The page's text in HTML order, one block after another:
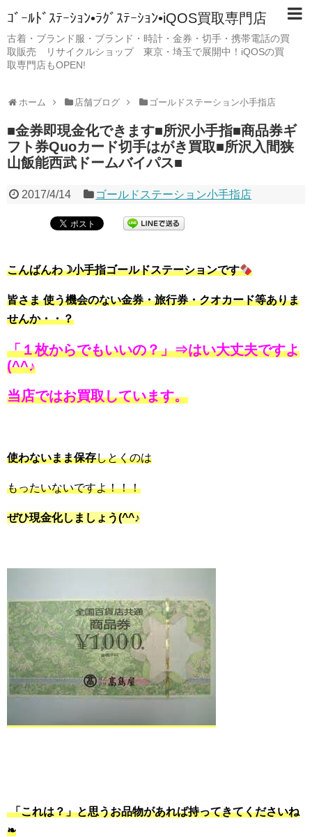
ｺﾞｰﾙﾄﾞｽﾃｰｼｮﾝ•ﾗｸﾞｽﾃｰｼｮﾝ•iQOS買取専門店
古着・ブランド服・ブランド・時計・金券・切手・携帯電話の買
取販売 リサイクルショップ 東京・埼玉で展開中！iQOSの買
取専門店もOPEN!
ホーム 店舗ブログ ゴールドステーション小手指店
■金券即現金化できます■所沢小手指■商品券ギ
フト券Quoカード切手はがき買取■所沢入間狭
山飯能西武ドームバイパス■
2017/4/14 ゴールドステーション小手指店
こんばんわ☽小手指ゴールドステーションです
皆さま 使う機会のない金券・旅行券・クオカード等ありま
せんか・・？
「１枚からでもいいの？」⇒はい大丈夫ですよ
(^^♪
当店ではお買取しています。
使わないまま保存しとくのは
もったいないですよ！！！
ぜひ現金化しましょう(^^♪
「これは？」と思うお品物があれば持ってきてくださいね
❧